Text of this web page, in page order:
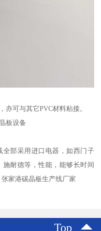
亦可与其它PVC材料粘接。
板设备
部采用进口电器，如西门子
耐德等，性能，能够长时间
家港碳晶板生产线厂家
Top